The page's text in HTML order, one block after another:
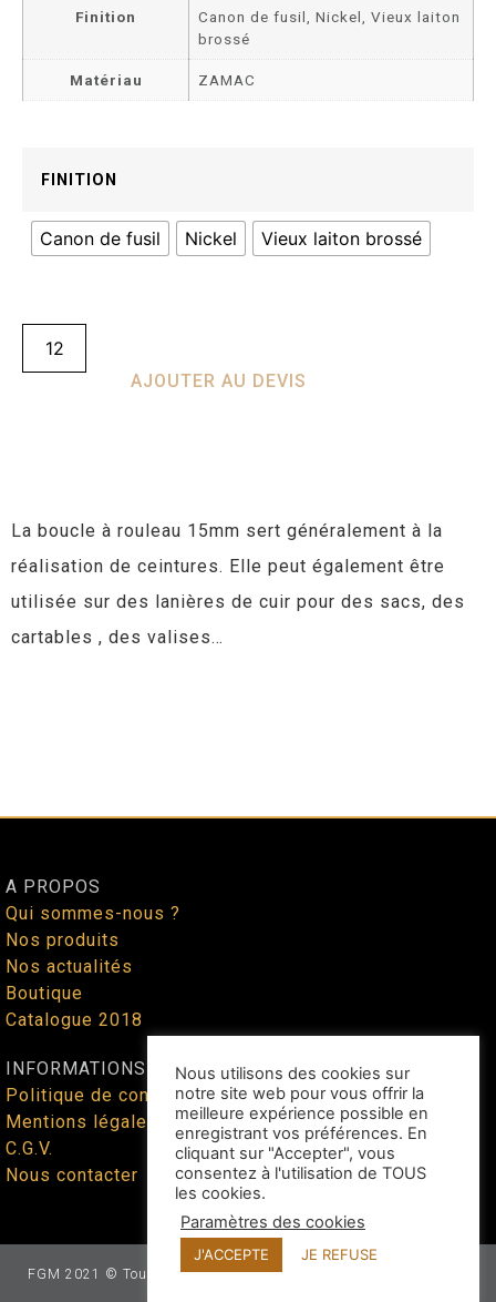
Finition
Canon de fusil, Nickel, Vieux laiton
brossé
Matériau ZAMAC
FINITION
Canon de fusil Nickel Vieux laiton brossé
AJOUTER AU DEVIS
La boucle à rouleau 15mm sert généralement à la
réalisation de ceintures. Elle peut également être
utilisée sur des lanières de cuir pour des sacs, des
cartables , des valises…
A PROPOS
Qui sommes-nous ?
Nos produits
Nos actualités
Boutique
Catalogue 2018
INFORMATIONS
Politique de confidentialité
Mentions légales
C.G.V.
Nous contacter
FGM 2021 © Tous droits réservés - Site web façonné par
Nous utilisons des cookies sur
notre site web pour vous offrir la
meilleure expérience possible en
enregistrant vos préférences. En
cliquant sur "Accepter", vous
consentez à l'utilisation de TOUS
les cookies.
Paramètres des cookies
J'ACCEPTE JE REFUSE